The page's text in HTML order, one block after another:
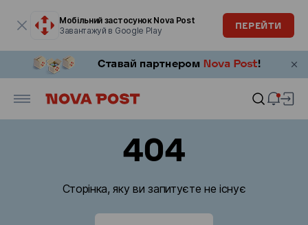
Мобільний застосунок Nova Post
Завантажуй в Google Play
ПЕРЕЙТИ
404
Сторінка, яку ви запитуєте не існує